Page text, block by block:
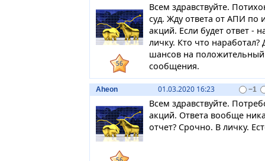
56
Всем здравствуйте.
суд. Жду ответа от АПИ по
акций. Если будет ответ
личку. Кто что
шансов на
сообщения.
Aheon 01.03.2020 16:23 −1
Всем здравствуйте.
акций. Ответа вообще
отчет? Срочно. В личку.